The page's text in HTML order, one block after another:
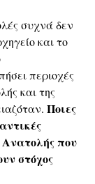
συχνά δεν
και το
περιοχές
και της
Ποιες
Ανατολής που
στόχος